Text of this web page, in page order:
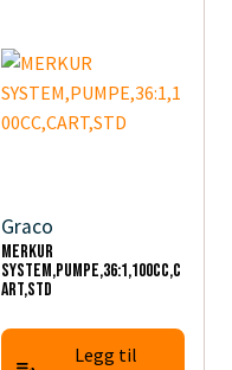
Graco
MERKUR
SYSTEM,PUMPE,36:1,100CC,C
ART,STD
Legg til